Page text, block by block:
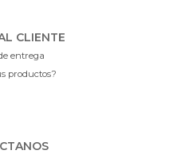
CLIENTE
entrega
productos?